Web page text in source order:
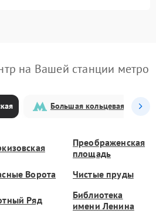
на Вашей станции метро
Большая кольцевая
Преображенская
площадь
Ворота Чистые пруды
Ряд
Библиотека
имени Ленина